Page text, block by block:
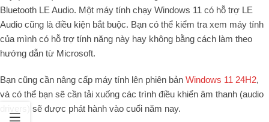
Bluetooth LE Audio. Một máy tính chạy Windows 11 có hỗ trợ LE
Audio cũng là điều kiện bắt buộc. Bạn có thể kiểm tra xem máy tính
của mình có hỗ trợ tính năng này hay không bằng cách làm theo
hướng dẫn từ Microsoft.
Bạn cũng cần nâng cấp máy tính lên phiên bản Windows 11 24H2,
và có thể bạn sẽ cần tải xuống các trình điều khiển âm thanh (audio
drivers) sẽ được phát hành vào cuối năm nay.